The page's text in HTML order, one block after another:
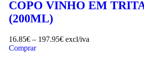
COPO VINHO EM
(200ML)
16.85€ – 197.95€ excl/iva
Comprar